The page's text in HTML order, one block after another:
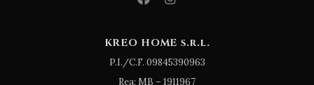
KREO HOME s.r.l.
P.I./C.F. 09845390963
Rea: MB – 1911967